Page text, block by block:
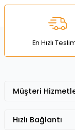
Ürün fiyatı
Bu ürüne
En Hızlı
Müşteri
Hızlı Bağlantı